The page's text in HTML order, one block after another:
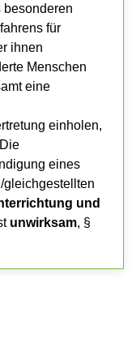
besonderen
für
ihnen
Menschen
eine
einholen,
eines
gleichgestellten
und
unwirksam, §